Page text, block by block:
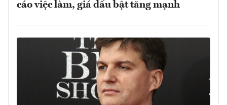
cáo việc làm, giá dầu bật tăng mạnh